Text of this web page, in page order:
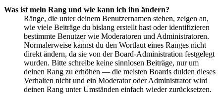
Was ist mein Rang und wie kann ich ihn ändern?
Ränge, die unter deinem Benutzernamen stehen, zeigen an,
wie viele Beiträge du bislang erstellt hast oder identifizieren
bestimmte Benutzer wie Moderatoren und Administratoren.
Normalerweise kannst du den Wortlaut eines Ranges nicht
direkt ändern, da sie von der Board-Administration festgelegt
wurden. Bitte schreibe keine sinnlosen Beiträge, nur um
deinen Rang zu erhöhen — die meisten Boards dulden dieses
Verhalten nicht und ein Moderator oder Administrator wird
deinen Rang unter Umständen einfach wieder zurücksetzen.